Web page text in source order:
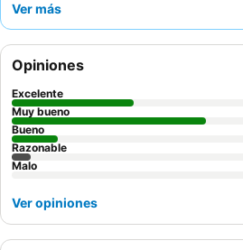
eléctricos y un juego completo de
hidromasaje
personalpor su excepcional
desayuno
que se sirve, destacando
pan sin gluten y tortitas. Para una
recomienda a los huéspedes que
vistas al jardín.
Ver más
Opiniones
Excelente
Muy bueno
Bueno
Razonable
Malo
Ver opiniones